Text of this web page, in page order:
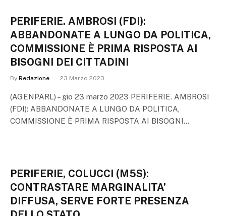
PERIFERIE. AMBROSI (FDI):
ABBANDONATE A LUNGO DA POLITICA,
COMMISSIONE È PRIMA RISPOSTA AI
BISOGNI DEI CITTADINI
By Redazione 23 Marzo 2023
(AGENPARL) – gio 23 marzo 2023 PERIFERIE. AMBROSI
(FDI): ABBANDONATE A LUNGO DA POLITICA,
COMMISSIONE È PRIMA RISPOSTA AI BISOGNI…
PERIFERIE, COLUCCI (M5S):
CONTRASTARE MARGINALITA’
DIFFUSA, SERVE FORTE PRESENZA